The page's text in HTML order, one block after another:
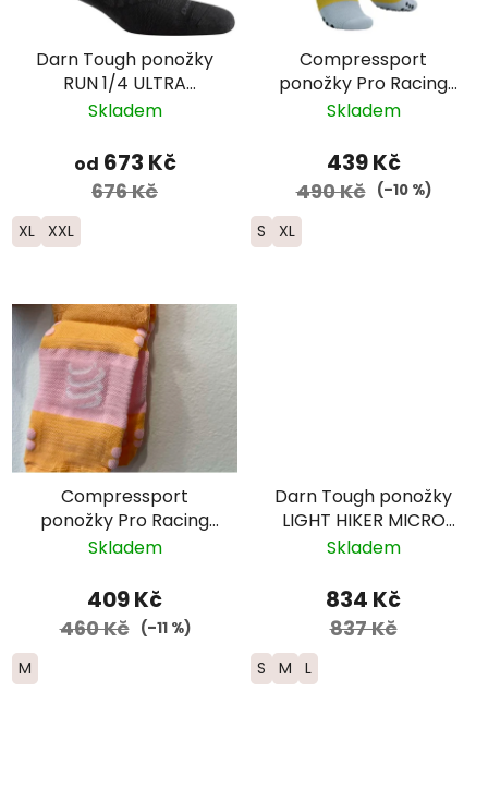
Darn Tough ponožky
RUN 1/4 ULTRA
Lightweight s
černé
Skladem
od 673 Kč
676 Kč
XL XXL
Compressport
ponožky Pro Racing
Trail - šedá/žlutá
Skladem
439 Kč
490 Kč (–10 %)
S XL
Compressport
ponožky Pro Racing
Run nízké -
Skladem
409 Kč
460 Kč (–11 %)
M
Darn Tough ponožky
LIGHT HIKER MICRO
CREW Lightweight
šedé
Skladem
834 Kč
837 Kč
S M L